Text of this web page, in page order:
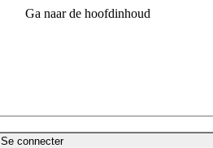
Ga naar de hoofdinhoud
Se connecter